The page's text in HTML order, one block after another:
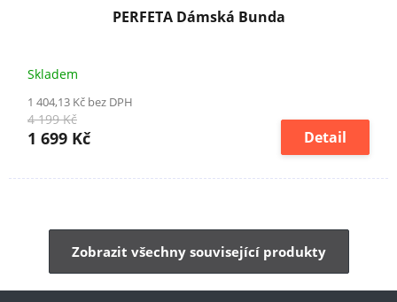
PERFETA Dámská Bunda
Skladem
1 404,13 Kč bez DPH
4 199 Kč
1 699 Kč Detail
Zobrazit všechny související produkty